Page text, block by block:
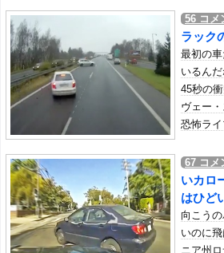
【滋賀】「琵琶湖三市同時花火」開催中止を発
【では世界の一流は？】仕事終わりにホットミル
アメリカの共和党内でブリトー内戦が勃発ｗｗｗ
【画像】おまえらくんの机がこの女の子の椅子に
【画像】この女優さん、可愛すぎる
【朗報】齋藤飛鳥、前屈みで完全に見えてる動
海外「日本よ、お前がナンバーワンだ」 熊本地
勇気を出して白人美女にチン凸したアジア人短小男
10年もの間浮気してた嫁。まさかと思い長男の
ウクライナ侵攻以降、ロシア軍兵士のHIV感染
56 コメ
ラック
最初の
いるん
45秒の
ヴェー
恐怖ライ
67 コメ
いカロ
はひど
向こう
いのに
ニア州